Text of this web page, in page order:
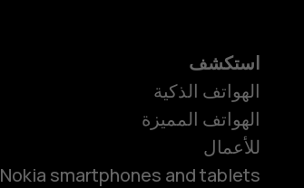
استكشف
الهواتف الذكية
الهواتف المميزة
للأعمال
Nokia smartphones and tablets